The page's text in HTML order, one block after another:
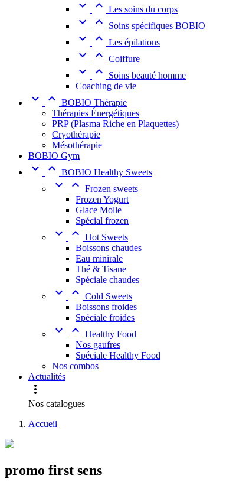
  Les soins du corps
  Soins spécifiques BOBIO
  Les épilations
  Coiffure
 
Soins beauté homme
Coaching de vie
  BOBIO Thérapie
Thérapies Énergétiques
PRP (Plasma Riche en Plaquettes)
Cryothérapie
Mésothérapie
BOBIO Gym
  BOBIO Healthy Sweets
  Frozen sweets
Frozen Yogurt
Glace Molle
Spécial frozen
  Hot Sweets
Boissons chaudes
Eau minirale
Thé & Tisane
Spéciale chaudes
  Cold Sweets
Boissons froides
Spéciale froides
  Healthy Food
Nos gaufres
Spéciale Healthy Food
Nos combos
Actualités

Nos catalogues
Accueil
promo first sens